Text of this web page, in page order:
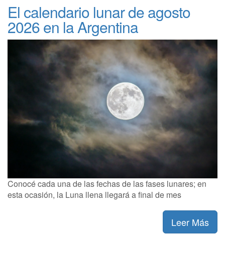
El calendario lunar de agosto
2026 en la Argentina
Conocé cada una de las fechas de las fases lunares; en
esta ocasión, la Luna llena llegará a final de mes
Leer Más